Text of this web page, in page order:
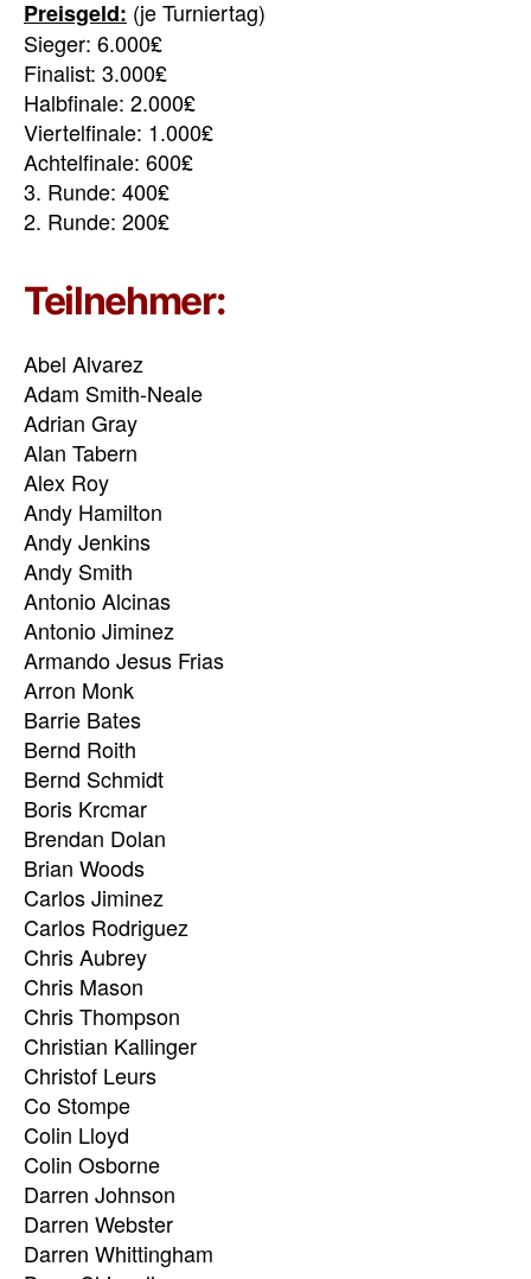
Preisgeld: (je Turniertag)
Sieger: 6.000₤
Finalist: 3.000₤
Halbfinale: 2.000₤
Viertelfinale: 1.000₤
Achtelfinale: 600₤
3. Runde: 400₤
2. Runde: 200₤
Teilnehmer:
Abel Alvarez
Adam Smith-Neale
Adrian Gray
Alan Tabern
Alex Roy
Andy Hamilton
Andy Jenkins
Andy Smith
Antonio Alcinas
Antonio Jiminez
Armando Jesus Frias
Arron Monk
Barrie Bates
Bernd Roith
Bernd Schmidt
Boris Krcmar
Brendan Dolan
Brian Woods
Carlos Jiminez
Carlos Rodriguez
Chris Aubrey
Chris Mason
Chris Thompson
Christian Kallinger
Christof Leurs
Co Stompe
Colin Lloyd
Colin Osborne
Darren Johnson
Darren Webster
Darren Whittingham